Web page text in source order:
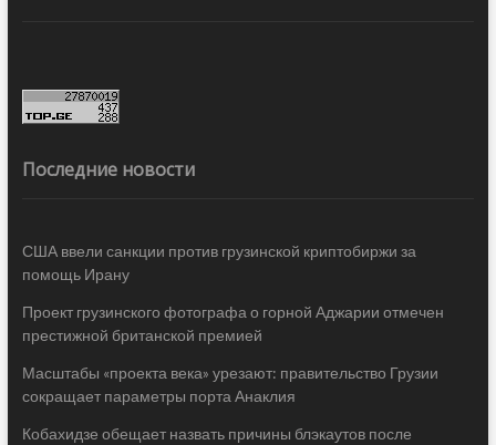
Последние новости
США ввели санкции против грузинской криптобиржи за
помощь Ирану
Проект грузинского фотографа о горной Аджарии отмечен
престижной британской премией
Масштабы «проекта века» урезают: правительство Грузии
сокращает параметры порта Анаклия
Кобахидзе обещает назвать причины блэкаутов после